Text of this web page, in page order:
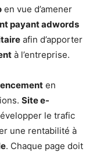
en vue d’amener
payant adwords
afin d’apporter
à l’entreprise.
en
Site e-
le trafic
une rentabilité à
. Chaque page doit